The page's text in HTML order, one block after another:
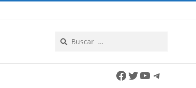
Facebook
Twitter
YouTube